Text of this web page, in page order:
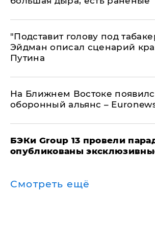
​"Подставит голову под
Эйдман описал сценарий
Путина
На Ближнем Востоке
оборонный альянс –
​БЭКи Group 13 провели
опубликованы
Смотреть ещё